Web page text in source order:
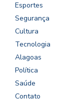
Esportes
Segurança
Cultura
Tecnologia
Alagoas
Política
Saúde
Contato